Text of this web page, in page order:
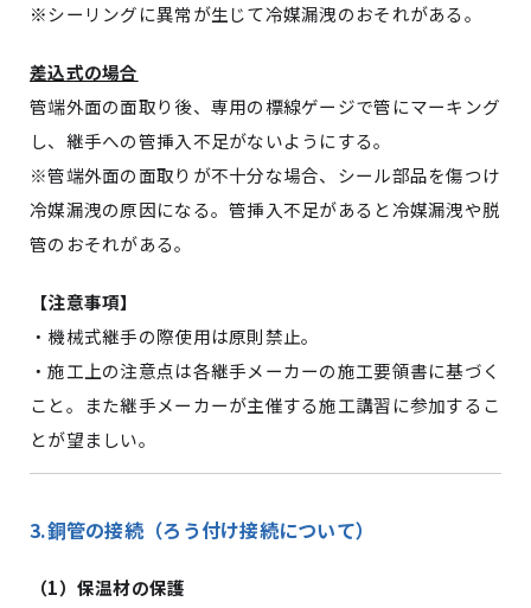
※シーリングに異常が生じて冷媒漏洩のおそれがある。
差込式の場合
管端外面の面取り後、専用の標線ゲージで管にマーキング
し、継手への管挿入不足がないようにする。
※管端外面の面取りが不十分な場合、シール部品を傷つけ
冷媒漏洩の原因になる。管挿入不足があると冷媒漏洩や脱
管のおそれがある。
【注意事項】
・機械式継手の際使用は原則禁止。
・施工上の注意点は各継手メーカーの施工要領書に基づく
こと。また継手メーカーが主催する施工講習に参加するこ
とが望ましい。
3.銅管の接続（ろう付け接続について）
（1）保温材の保護